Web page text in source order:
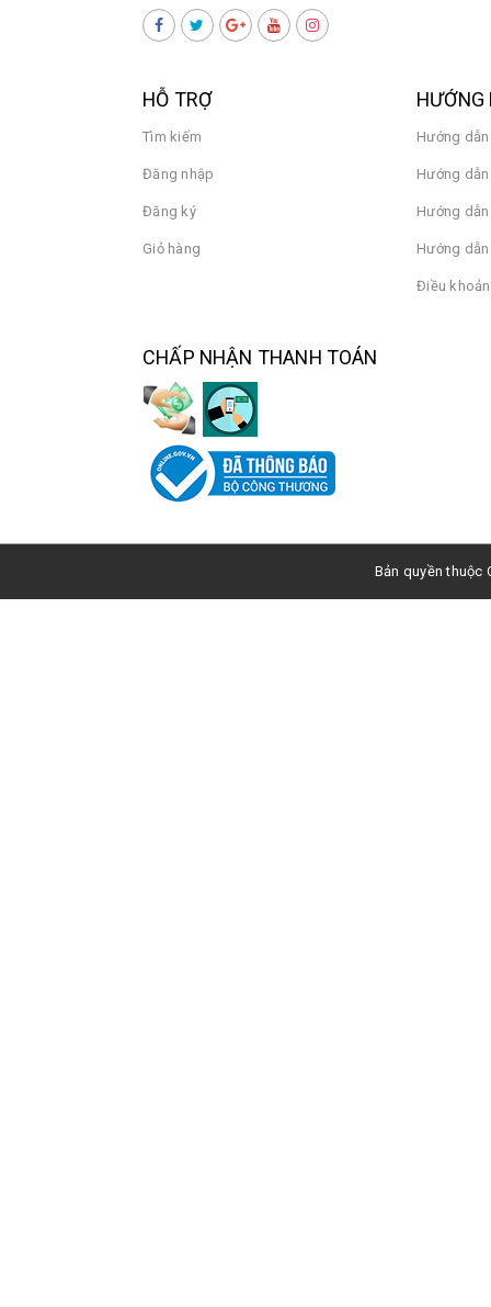
HỖ TRỢ
Tìm kiếm
Đăng nhập
Đăng ký
Giỏ hàng
HƯỚNG
Hướng
Hướng
Hướng
Hướng
Điều
CHẤP NHẬN THANH TOÁN
Bản quyền thuộc